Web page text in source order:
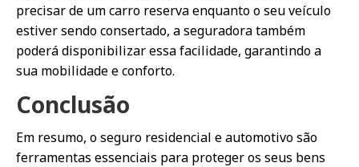
precisar de um carro reserva enquanto o seu veículo
estiver sendo consertado, a seguradora também
poderá disponibilizar essa facilidade, garantindo a
sua mobilidade e conforto.
Conclusão
Em resumo, o seguro residencial e automotivo são
ferramentas essenciais para proteger os seus bens